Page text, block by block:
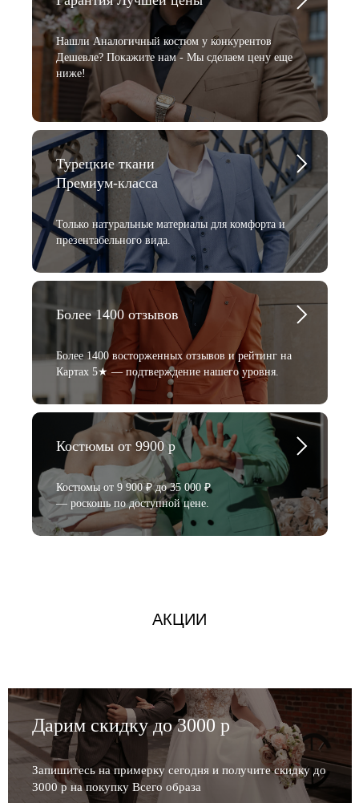
Нашли Аналогичный костюм у конкурентов
Дешевле? Покажите нам - Мы сделаем цену еще
ниже!
Турецкие ткани
Премиум-класса
Только натуральные материалы для комфорта и
презентабельного вида.
Более 1400 отзывов
Более 1400 восторженных отзывов и рейтинг на
Картах 5★ — подтверждение нашего уровня.
Костюмы от 9900 р
Костюмы от 9 900 ₽ до 35 000 ₽
— роскошь по доступной цене.
АКЦИИ
Дарим скидку до 3000 р
Запишитесь на примерку сегодня и получите скидку до
3000 р на покупку Всего образа